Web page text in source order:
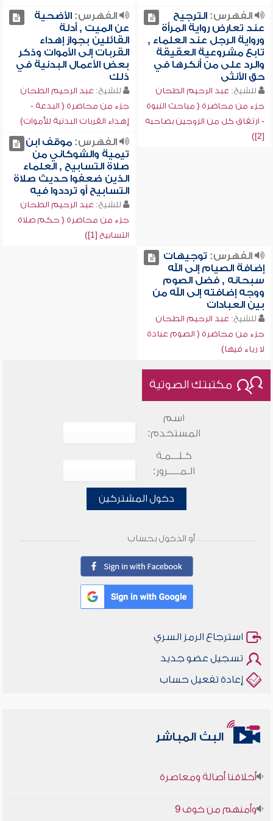
الفهرس:الترجيح
عند تعارض رواية المرأة
ورواية الرجل عند العلماء ,
تابع مشروعية العقيقة
والرد على من أنكرها في
حق الأنثى
للشيخ: عبد الرحيم الطحان
جزء من محاضرة ( مباحث النبوة
- ارتفاق كل من الزوجين بصاحبه
[2])
الفهرس:الأضحية
عن الميت , أدلة
القائلين بجواز إهداء
القربات إلى الأموات وذكر
بعض الأعمال البدنية في
ذلك
للشيخ: عبد الرحيم الطحان
جزء من محاضرة ( البدعة -
إهداء القربات البدنية للأموات)
الفهرس:موقف ابن
تيمية والشوكاني من
صلاة التسابيح , العلماء
الذين ضعفوا حديث صلاة
التسابيح أو ترددوا فيه
للشيخ: عبد الرحيم الطحان
جزء من محاضرة ( حكم صلاة
التسابيح [1])
الفهرس: توجيهات
إضافة الصيام إلى الله
سبحانه , فضل الصوم
ووجه إضافته إلى الله من
بين العبادات
للشيخ: عبد الرحيم الطحان
جزء من محاضرة ( الصوم عبادة
لا رياء فيها)
مكتبتك الصوتية
اسم
المستخدم:
كـلـــمـة
الـمـــــرور:
دخول المشتركين
أو الدخول بحساب
استرجاع الرمز السري
تسجيل عضو جديد
إعادة تفعيل حساب
البث المباشر